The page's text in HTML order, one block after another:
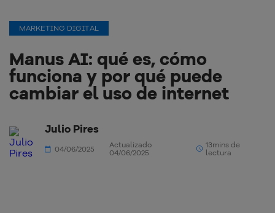
MARKETING DIGITAL
Manus AI: qué es, cómo
funciona y por qué puede
cambiar el uso de internet
Julio Pires
04/06/2025
Actualizado
04/06/2025
13mins de
lectura